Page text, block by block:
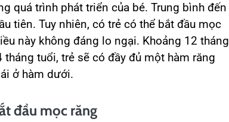
quá trình phát triển của bé. Trung bình đến
tiên. Tuy nhiên, có trẻ có thể bắt đầu mọc
này không đáng lo ngại. Khoảng 12 tháng
tuổi, trẻ sẽ có đầy đủ một hàm răng
ở hàm dưới.
đầu mọc răng